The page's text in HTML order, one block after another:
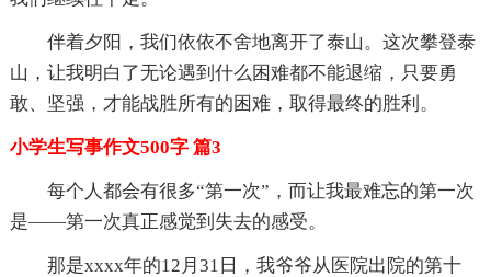
伴着夕阳，我们依依不舍地离开了泰山。这次攀登泰
山，让我明白了无论遇到什么困难都不能退缩，只要勇
敢、坚强，才能战胜所有的困难，取得最终的胜利。
小学生写事作文500字 篇3
每个人都会有很多“第一次”，而让我最难忘的第一次
是——第一次真正感觉到失去的感受。
那是xxxx年的12月31日，我爷爷从医院出院的第十